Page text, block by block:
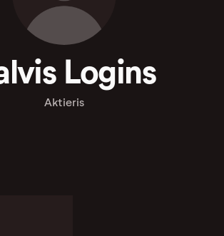
Logins
Aktieris